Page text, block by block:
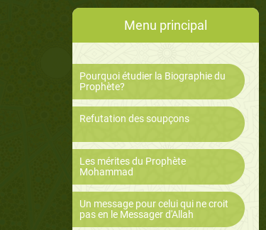
Menu principal
Pourquoi étudier la Biographie du
Prophète?
Refutation des soupçons
Les mérites du Prophète
Mohammad
Un message pour celui qui ne croit
pas en le Messager d'Allah